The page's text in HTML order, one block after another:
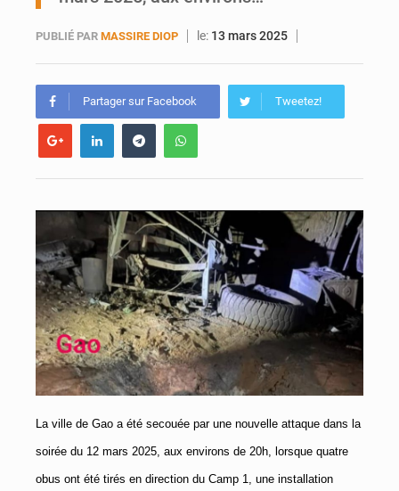
PUBLIÉ PAR MASSIRE DIOP le: 13 mars 2025
Partager sur Facebook Tweetez!
La ville de Gao a été secouée par une nouvelle attaque dans la
soirée du 12 mars 2025, aux environs de 20h, lorsque quatre
obus ont été tirés en direction du Camp 1, une installation